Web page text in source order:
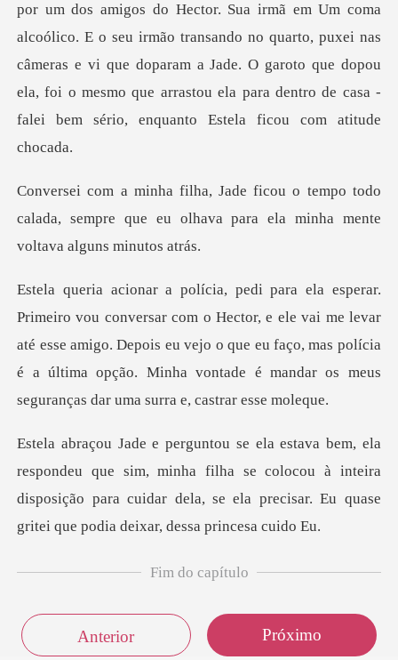
Hector. Sua irmã em Um coma
alcoólico. E o seu irmão transando no quarto, puxei nas
câmeras e vi que doparam a Jade. O garoto
mpo todo
calada, sempre que eu olhava para e
or, e ele vai me levar
até esse amigo. Depois eu vejo o que eu faço, mas polícia
é a últi
im, minha filha se colocou à inteira
disposição para cuidar dela, se e
Fim do capítulo
Anterior Próximo